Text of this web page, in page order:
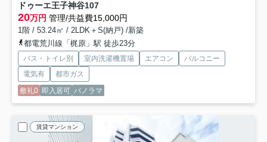
ドゥーエ王子神谷107
20万円 管理/共益費15,000円
1階 / 53.24㎡ / 2LDK＋S(納戸) /新築
都電荒川線「梶原」駅 徒歩23分
バス・トイレ別 室内洗濯機置場 エアコン
バルコニー
電気有
都市ガス
敷礼0 即入居可 パノラマ
賃貸マンション